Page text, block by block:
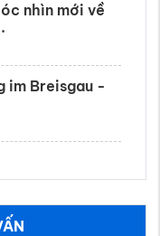
nhìn mới về
im Breisgau -